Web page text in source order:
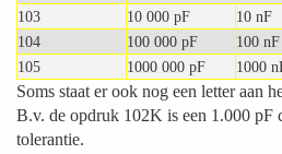
103
10 000 pF 10 nF
104
100 000 pF 100 nF
105
1000 000 pF 1000
Soms staat er ook nog een letter aan
B.v. de opdruk 102K is een 1.000 pF
tolerantie.